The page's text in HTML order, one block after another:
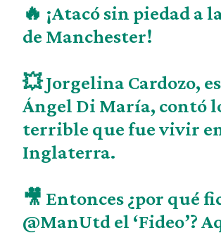
🔥 ¡Atacó sin piedad a
de Manchester!
💥 Jorgelina Cardozo,
Ángel Di María, contó
terrible que fue vivir
Inglaterra.
🎥 Entonces ¿por qué
@ManUtdel ‘Fideo’?